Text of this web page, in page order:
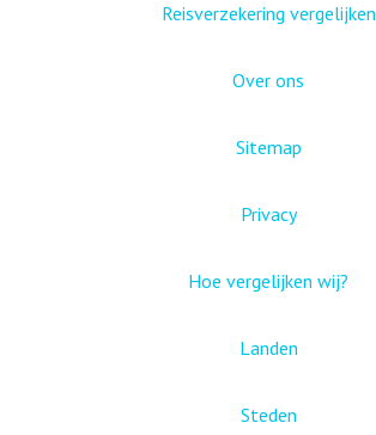
Reisverzekering vergelijken
Over ons
Sitemap
Privacy
Hoe vergelijken wij?
Landen
Steden